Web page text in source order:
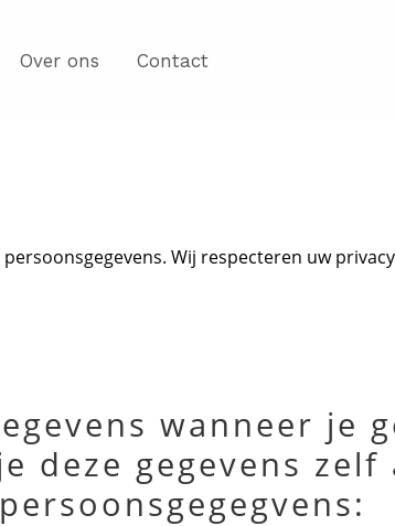
Over ons Contact
Wij respecteren uw
wanneer je
deze gegevens zelf